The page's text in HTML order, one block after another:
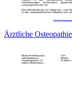
Ärztliche